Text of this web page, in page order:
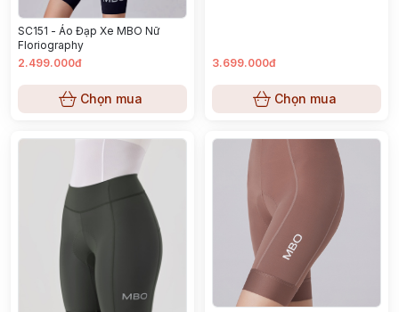
SC151 - Áo Đạp Xe MBO Nữ
Floriography
2.499.000đ
Chọn mua
3.699.000đ
Chọn mua